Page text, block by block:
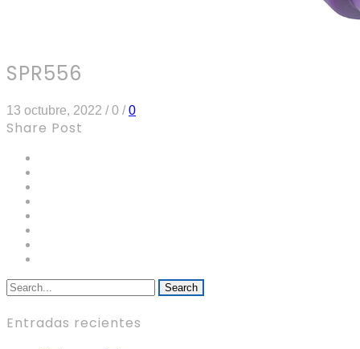
SPR556
13 octubre, 2022 / 0 / 0
Share Post
Search
Entradas recientes